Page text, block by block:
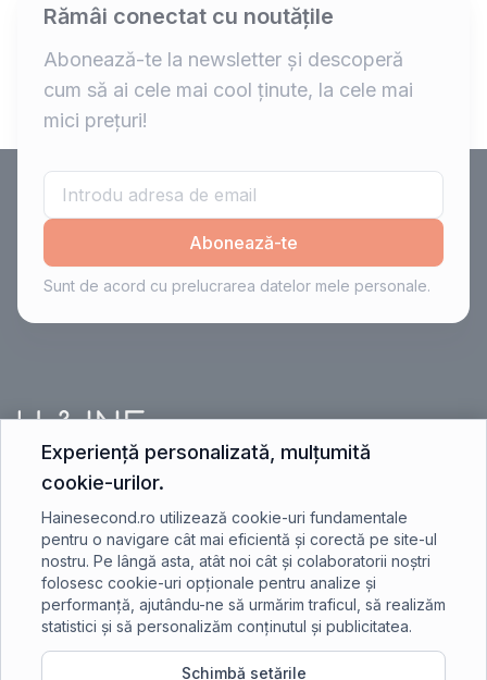
Rămâi conectat cu noutățile
Abonează-te la newsletter și descoperă
cum să ai cele mai cool ținute, la cele mai
mici prețuri!
Abonează-te
Sunt de acord cu prelucrarea datelor mele personale.
contact@hainesecond.ro
+40 750 401 891
Experiență personalizată, mulțumită
cookie-urilor.
Hainesecond.ro utilizează cookie-uri fundamentale
pentru o navigare cât mai eficientă și corectă pe site-ul
nostru. Pe lângă asta, atât noi cât și colaboratorii noștri
folosesc cookie-uri opționale pentru analize și
performanță, ajutându-ne să urmărim traficul, să realizăm
statistici și să personalizăm conținutul și publicitatea.
Schimbă setările